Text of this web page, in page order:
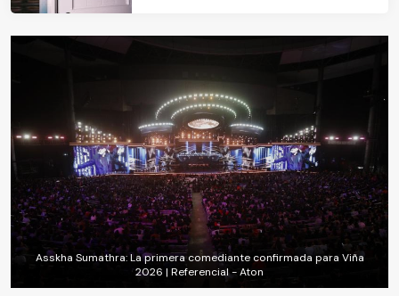
Asskha Sumathra: La primera comediante confirmada para Viña
2026 | Referencial - Aton